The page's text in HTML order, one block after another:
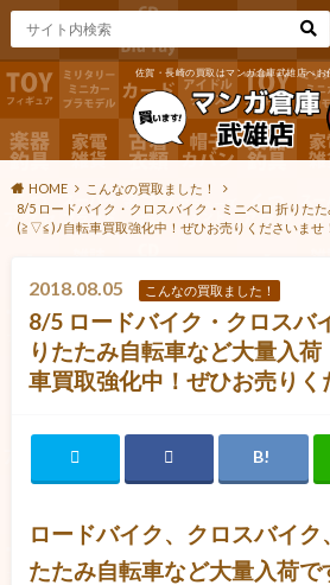
佐賀・長崎の買取はマンガ倉庫武雄店へお
HOME
こんなの買取ました！
8/5 ロードバイク・クロスバイク・ミニベロ 折りた
(≧▽≦)ﾉ自転車買取強化中！ぜひお売りくださいませ
2018.08.05 こんなの買取ました！
8/5 ロードバイク・クロスバ
りたたみ自転車など大量入
車買取強化中！ぜひお売りく
ロードバイク、クロスバイク
たたみ自転車など大量入荷で